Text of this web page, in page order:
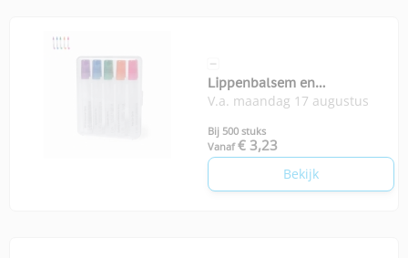
Lippenbalsem en
zonnebrandstick SPF Yohan
V.a. maandag 17 augustus
Bij 500 stuks
Vanaf € 3,23
Bekijk